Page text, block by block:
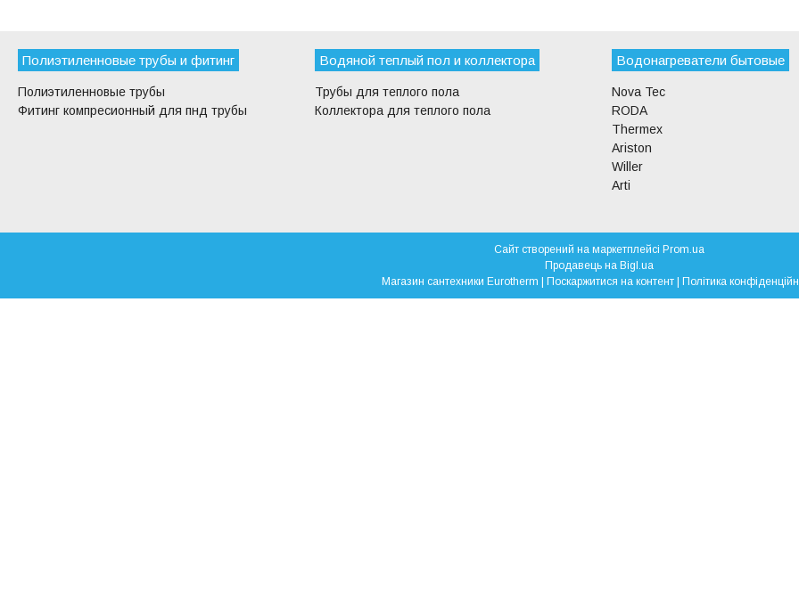
Полиэтиленновые трубы и фитинг
Полиэтиленновые трубы
Фитинг компресионный для пнд трубы
Водяной теплый пол и коллектора
Трубы для теплого пола
Коллектора для теплого пола
Водонагреватели бытовые
Nova Tec
RODA
Thermex
Ariston
Willer
Arti
Сайт створений на маркетплейсі Prom.ua
Продавець на Bigl.ua
Магазин сантехники Eurotherm | Поскаржитися на контент | Політика